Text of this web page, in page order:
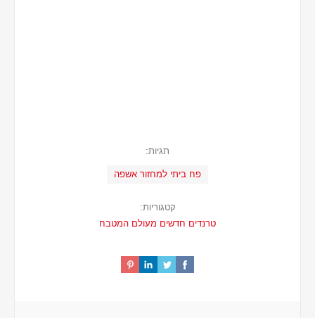
תגיות:
פח ביתי למחזור אשפה
קטגוריות:
טרנדים חדשים מעולם המטבח